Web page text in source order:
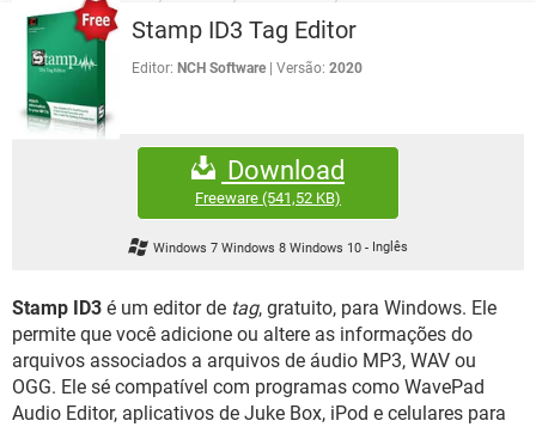
OUTLOOK EXCEL
INSTAGRAM GMAIL
GUIA DE COMPRAS
WHATSAPP
CELULAR
INSTAGRAM
DOWNLOADS
JOGOS WHATSAPP
CELULAR
EXCEL
GMAIL
JOGOS
FACEBOOK
EXCEL
GMAIL
WHATSAPP
INSTAGRAM GMAIL
GUIA DE COMPRAS
Stamp ID3 Tag Editor
Editor: NCH Software Versão: 2020
Download
Freeware (541,52 KB)
Windows 7 Windows 8 Windows 10 - Inglês
Stamp ID3 é um editor de tag, gratuito, para Windows. Ele
permite que você adicione ou altere as informações do
arquivos associados a arquivos de áudio MP3, WAV ou
OGG. Ele sé compatível com programas como WavePad
Audio Editor, aplicativos de Juke Box, iPod e celulares para